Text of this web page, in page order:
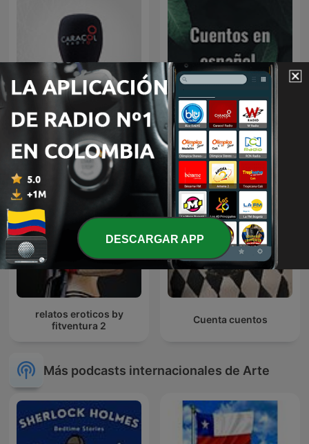
Especiales Caracol Cuentos en español
relatos eroticos by
fitventura 2
Cuenta cuentos
Más podcasts internacionales de Arte
DESCARGAR APP